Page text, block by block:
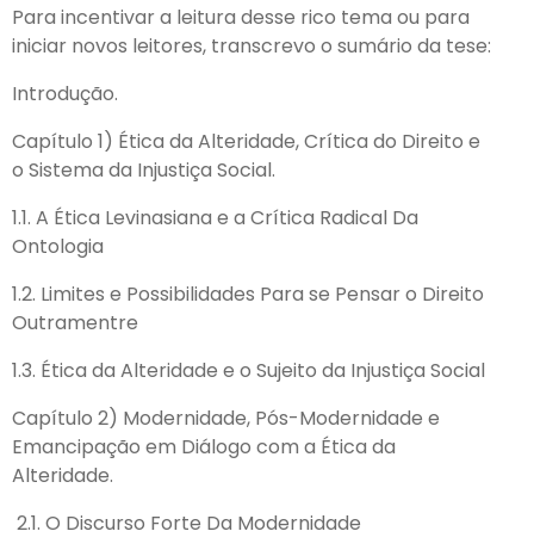
Para incentivar a leitura desse rico tema ou para
iniciar novos leitores, transcrevo o sumário da tese:
Introdução.
Capítulo 1) Ética da Alteridade, Crítica do Direito e
o Sistema da Injustiça Social.
1.1. A Ética Levinasiana e a Crítica Radical Da
Ontologia
1.2. Limites e Possibilidades Para se Pensar o Direito
Outramentre
1.3. Ética da Alteridade e o Sujeito da Injustiça Social
Capítulo 2) Modernidade, Pós-Modernidade e
Emancipação em Diálogo com a Ética da
Alteridade.
2.1. O Discurso Forte Da Modernidade